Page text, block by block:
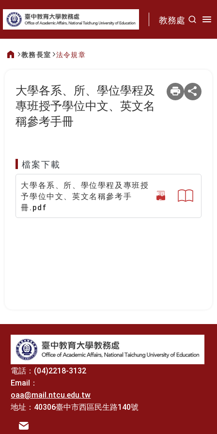
教務處
教務長室 法令規章
大學各系、所、學位學程及
專班授予學位中文、英文名
稱參考手冊
檔案下載
大學各系、所、學位學程及專班授
予學位中文、英文名稱參考手
冊.pdf
PD
F
電話：(04)2218-3132
Email：
oaa@mail.ntcu.edu.tw
地址：40306臺中市西區民生路140號
電子信箱